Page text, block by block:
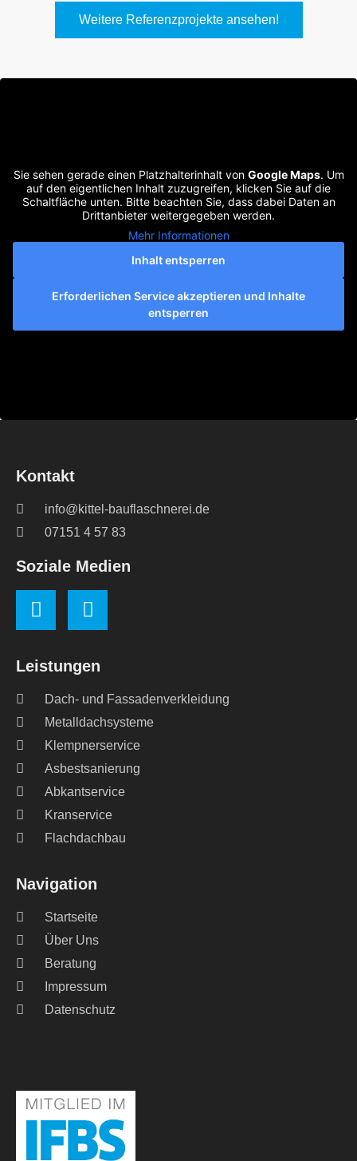
Weitere Referenzprojekte ansehen!
Sie sehen gerade einen Platzhalterinhalt von Google Maps. Um
auf den eigentlichen Inhalt zuzugreifen, klicken Sie auf die
Schaltfläche unten. Bitte beachten Sie, dass dabei Daten an
Drittanbieter weitergegeben werden.
Mehr Informationen
Inhalt entsperren
Erforderlichen Service akzeptieren und Inhalte
entsperren
Navigation
Startseite
Über Uns
Beratung
Impressum
Datenschutz
Leistungen
Dach- und Fassadenverkleidung
Metalldachsysteme
Klempnerservice
Asbestsanierung
Abkantservice
Kranservice
Flachdachbau
Kontakt
info@kittel-bauflaschnerei.de
07151 4 57 83
Soziale Medien